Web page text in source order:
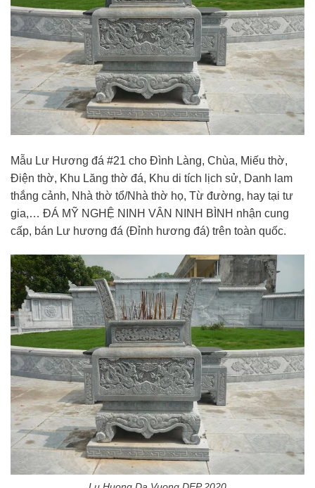
Mẫu Lư Hương đá #21 cho Đình Làng, Chùa, Miếu thờ,
Điện thờ, Khu Lăng thờ đá, Khu di tích lịch sử, Danh lam
thắng cảnh, Nhà thờ tổ/Nhà thờ họ, Từ đường, hay tại tư
gia,… ĐÁ MỸ NGHỆ NINH VÂN NINH BÌNH nhận cung
cấp, bán Lư hương đá (Đỉnh hương đá) trên toàn quốc.